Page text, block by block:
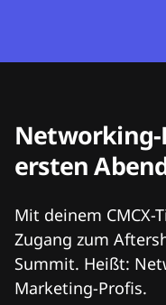
ersten
Mit deinem CMCX-
Zugang zum
Summit. Heißt:
Marketing-Profis.